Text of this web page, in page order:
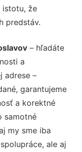
istotu, že
predstáv.
– hľadáte
a
adrese –
garantujeme
a korektné
samotné
my sme iba
ale aj